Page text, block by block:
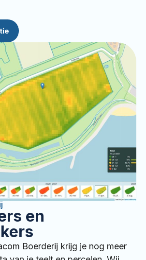
en
Boerderij krijg je nog meer